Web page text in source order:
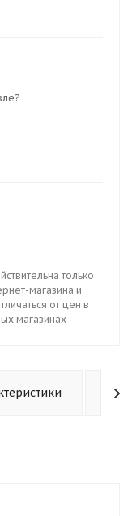
только
магазина и
от цен в
магазинах